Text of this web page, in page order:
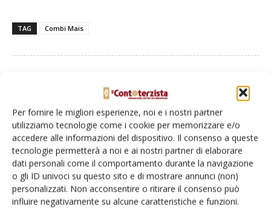
Per fornire le migliori esperienze, noi e i nostri partner
utilizziamo tecnologie come i cookie per memorizzare e/o
accedere alle informazioni del dispositivo. Il consenso a queste
tecnologie permetterà a noi e ai nostri partner di elaborare
dati personali come il comportamento durante la navigazione
o gli ID univoci su questo sito e di mostrare annunci (non)
personalizzati. Non acconsentire o ritirare il consenso può
influire negativamente su alcune caratteristiche e funzioni.
TAG Combi Mais
Twitter
Articoli correlati
Combi Mais 2025, ottimi risultati in una
stagione stabile